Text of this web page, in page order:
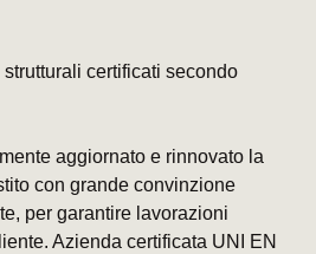
certificati secondo
aggiornato e rinnovato la
con grande convinzione
per garantire lavorazioni
Azienda certificata UNI EN